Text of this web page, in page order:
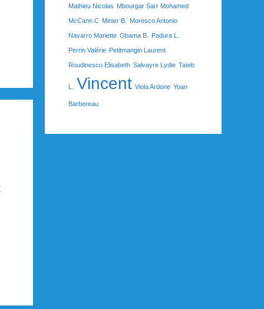
Mathieu Nicolas Mbourgar Sarr Mohamed
McCann C Minier B. Moresco Antonio
Navarro Mariette Obama B. Padura L.
Perrin Valérie Petitmangin Laurent
Roudinesco Elisabeth Salvayre Lydie Taïeb
Vincent Viola Ardone Yoan
Barbereau